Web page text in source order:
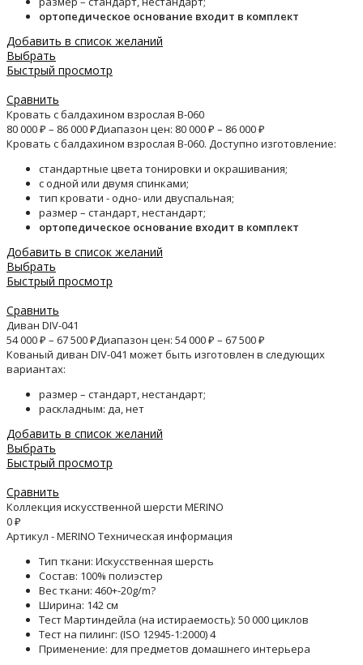
ортопедическое основание входит в комплект
Добавить в список желаний
Выбрать
Быстрый просмотр
Сравнить
Кровать с балдахином взрослая B-060
80 000₽ – 86 000₽Диапазон цен: 80 000 ₽ – 86 000 ₽
Кровать с балдахином взрослая B-060. Доступно изготовление:
стандартные цвета тонировки и окрашивания;
с одной или двумя спинками;
тип кровати - одно- или двуспальная;
размер – стандарт, нестандарт;
ортопедическое основание входит в комплект
Добавить в список желаний
Выбрать
Быстрый просмотр
Сравнить
Диван DIV-041
54 000₽ – 67 500₽Диапазон цен: 54 000 ₽ – 67 500 ₽
Кованый диван DIV-041 может быть изготовлен в следующих
вариантах:
размер – стандарт, нестандарт;
раскладным: да, нет
Добавить в список желаний
Выбрать
Быстрый просмотр
Сравнить
Коллекция искусственной шерсти MERINO
0₽
Артикул - MERINO Техническая информация
Тип ткани: Искусственная шерсть
Состав: 100% полиэстер
Вес ткани: 460+-20g/m?
Ширина: 142 см
Тест Мартиндейла (на истираемость): 50 000 циклов
Тест на пилинг: (ISO 12945-1:2000) 4
Применение: для предметов домашнего интерьера